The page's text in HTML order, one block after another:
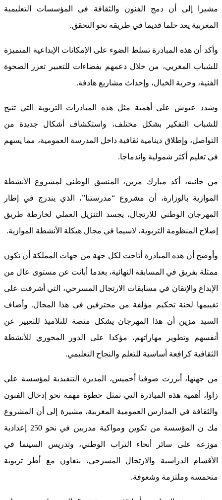
مشيرا إلى أن دمج الفنون والثقافة في المؤسسات التعليمية
المغربية يعد حلما قديما في طريقه نحو التحقق.
وأكد أن هذه المبادرة تسلط الضوء على الإمكانات الإبداعية المتميزة
للشباب المغربي، من خلال دعمهم بفضاءات للتعبير تعزز الصحوة
الفنية، وحرية الخيال، وإحداث مشاريع هادفة.
وشدد عيوش على أهمية مثل هذه المبادرات التربوية التي تتيح
للشباب التفكير بشكل مختلف، واستكشاف أشكال جديدة من
التواصل، وإطلاق دينامية ثقافية داخل المدرسة العمومية، مما يسهم
في تعليم أكثر شمولية واندماجا.
من جانبه، أكد مبارك مزين، المنسق الوطني لمشروع الأنشطة
الموازية بالوزارة، أن مشروع “مدرستنا”، الذي يندرج في إطار
المهرجان الوطني للارتجال، يجسد التنزيل العملي لخارطة طريق
إصلاح المنظومة التربوية، لاسيما في مجال هيكلة الأنشطة الموازية.
وأوضح أن هذه المبادرة أتاحت لكل جهة من جهات المملكة أن تكون
ممثلة بفريق في المسابقة النهائية، بعدما أبانت عن مستوى عال من
الإبداع والإتقان في مسابقات الارتجال المسرحي، التي أشرفت على
تقييمها لجنة تحكيم مؤلفة من محترفين في هذا المجال. وأضاف
السيد مزين أن هذا المهرجان يشكل منصة للتلاميذ للتعبير عن
أنفسهم وتطوير مهاراتهم، مؤكدا على الدور المحوري للأنشطة
الثقافية كرافعة أساسية للتعلم والنجاح التعليمي.
من جهتها، أبرزت صوفيا أخميس، المديرة التنفيذية لمؤسسة علي
زاوا، أهمية هذه المبادرة التي تمثل خطوة مهمة نحو إدخال الفنون
والثقافة في المدارس العمومية المغربية، مشيرة إلى أن المشروع
مك ن المؤسسة من تكوين ومواكبة مدربين في نحو 250 إعدادية
موزعة على سائر أنحاء التراب الوطني، وتدريس السينما في
الأقسام الدراسية والارتجال المسرحي، بتعاون مع أطر تربوية
متحمسة وملتزمة وشغوفة.